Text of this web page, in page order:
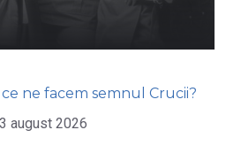
ce ne facem semnul Crucii?
3 august 2026